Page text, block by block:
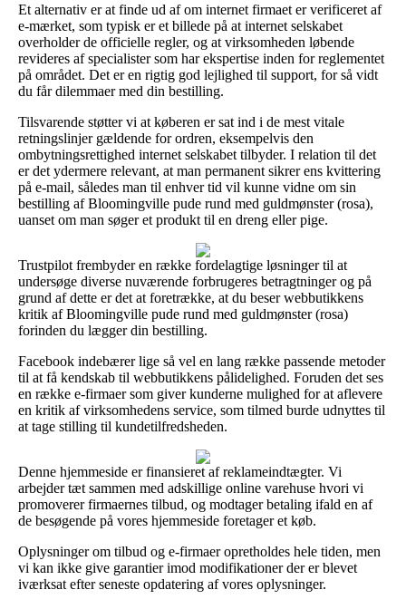
Et alternativ er at finde ud af om internet firmaet er verificeret af
e-mærket, som typisk er et billede på at internet selskabet
overholder de officielle regler, og at virksomheden løbende
revideres af specialister som har ekspertise inden for reglementet
på området. Det er en rigtig god lejlighed til support, for så vidt
du får dilemmaer med din bestilling.
Tilsvarende støtter vi at køberen er sat ind i de mest vitale
retningslinjer gældende for ordren, eksempelvis den
ombytningsrettighed internet selskabet tilbyder. I relation til det
er det ydermere relevant, at man permanent sikrer ens kvittering
på e-mail, således man til enhver tid vil kunne vidne om sin
bestilling af Bloomingville pude rund med guldmønster (rosa),
uanset om man søger et produkt til en dreng eller pige.
Trustpilot frembyder en række fordelagtige løsninger til at
undersøge diverse nuværende forbrugeres betragtninger og på
grund af dette er det at foretrække, at du beser webbutikkens
kritik af Bloomingville pude rund med guldmønster (rosa)
forinden du lægger din bestilling.
Facebook indebærer lige så vel en lang række passende metoder
til at få kendskab til webbutikkens pålidelighed. Foruden det ses
en række e-firmaer som giver kunderne mulighed for at aflevere
en kritik af virksomhedens service, som tilmed burde udnyttes til
at tage stilling til kundetilfredsheden.
Denne hjemmeside er finansieret af reklameindtægter. Vi
arbejder tæt sammen med adskillige online varehuse hvori vi
promoverer firmaernes tilbud, og modtager betaling ifald en af
de besøgende på vores hjemmeside foretager et køb.
Oplysninger om tilbud og e-firmaer opretholdes hele tiden, men
vi kan ikke give garantier imod modifikationer der er blevet
iværksat efter seneste opdatering af vores oplysninger.